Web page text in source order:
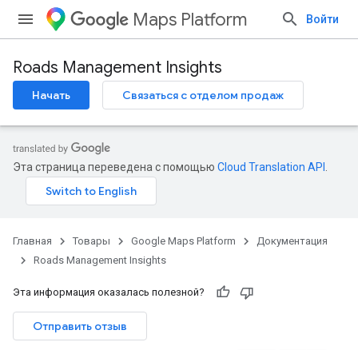
Maps Platform Войти
Roads Management Insights
Начать Связаться с отделом продаж
Эта страница переведена с помощью Cloud Translation API
Главная Товары Google Maps Platform
Документация
Roads Management Insights
Эта информация оказалась полезной?
Отправить отзыв